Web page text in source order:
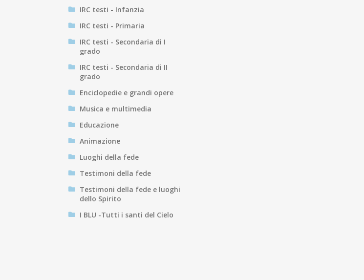
IRC testi - Infanzia
IRC testi - Primaria
IRC testi - Secondaria di I
grado
IRC testi - Secondaria di II
grado
Enciclopedie e grandi opere
Musica e multimedia
Educazione
Animazione
Luoghi della fede
Testimoni della fede
Testimoni della fede e luoghi
dello Spirito
I BLU -Tutti i santi del Cielo